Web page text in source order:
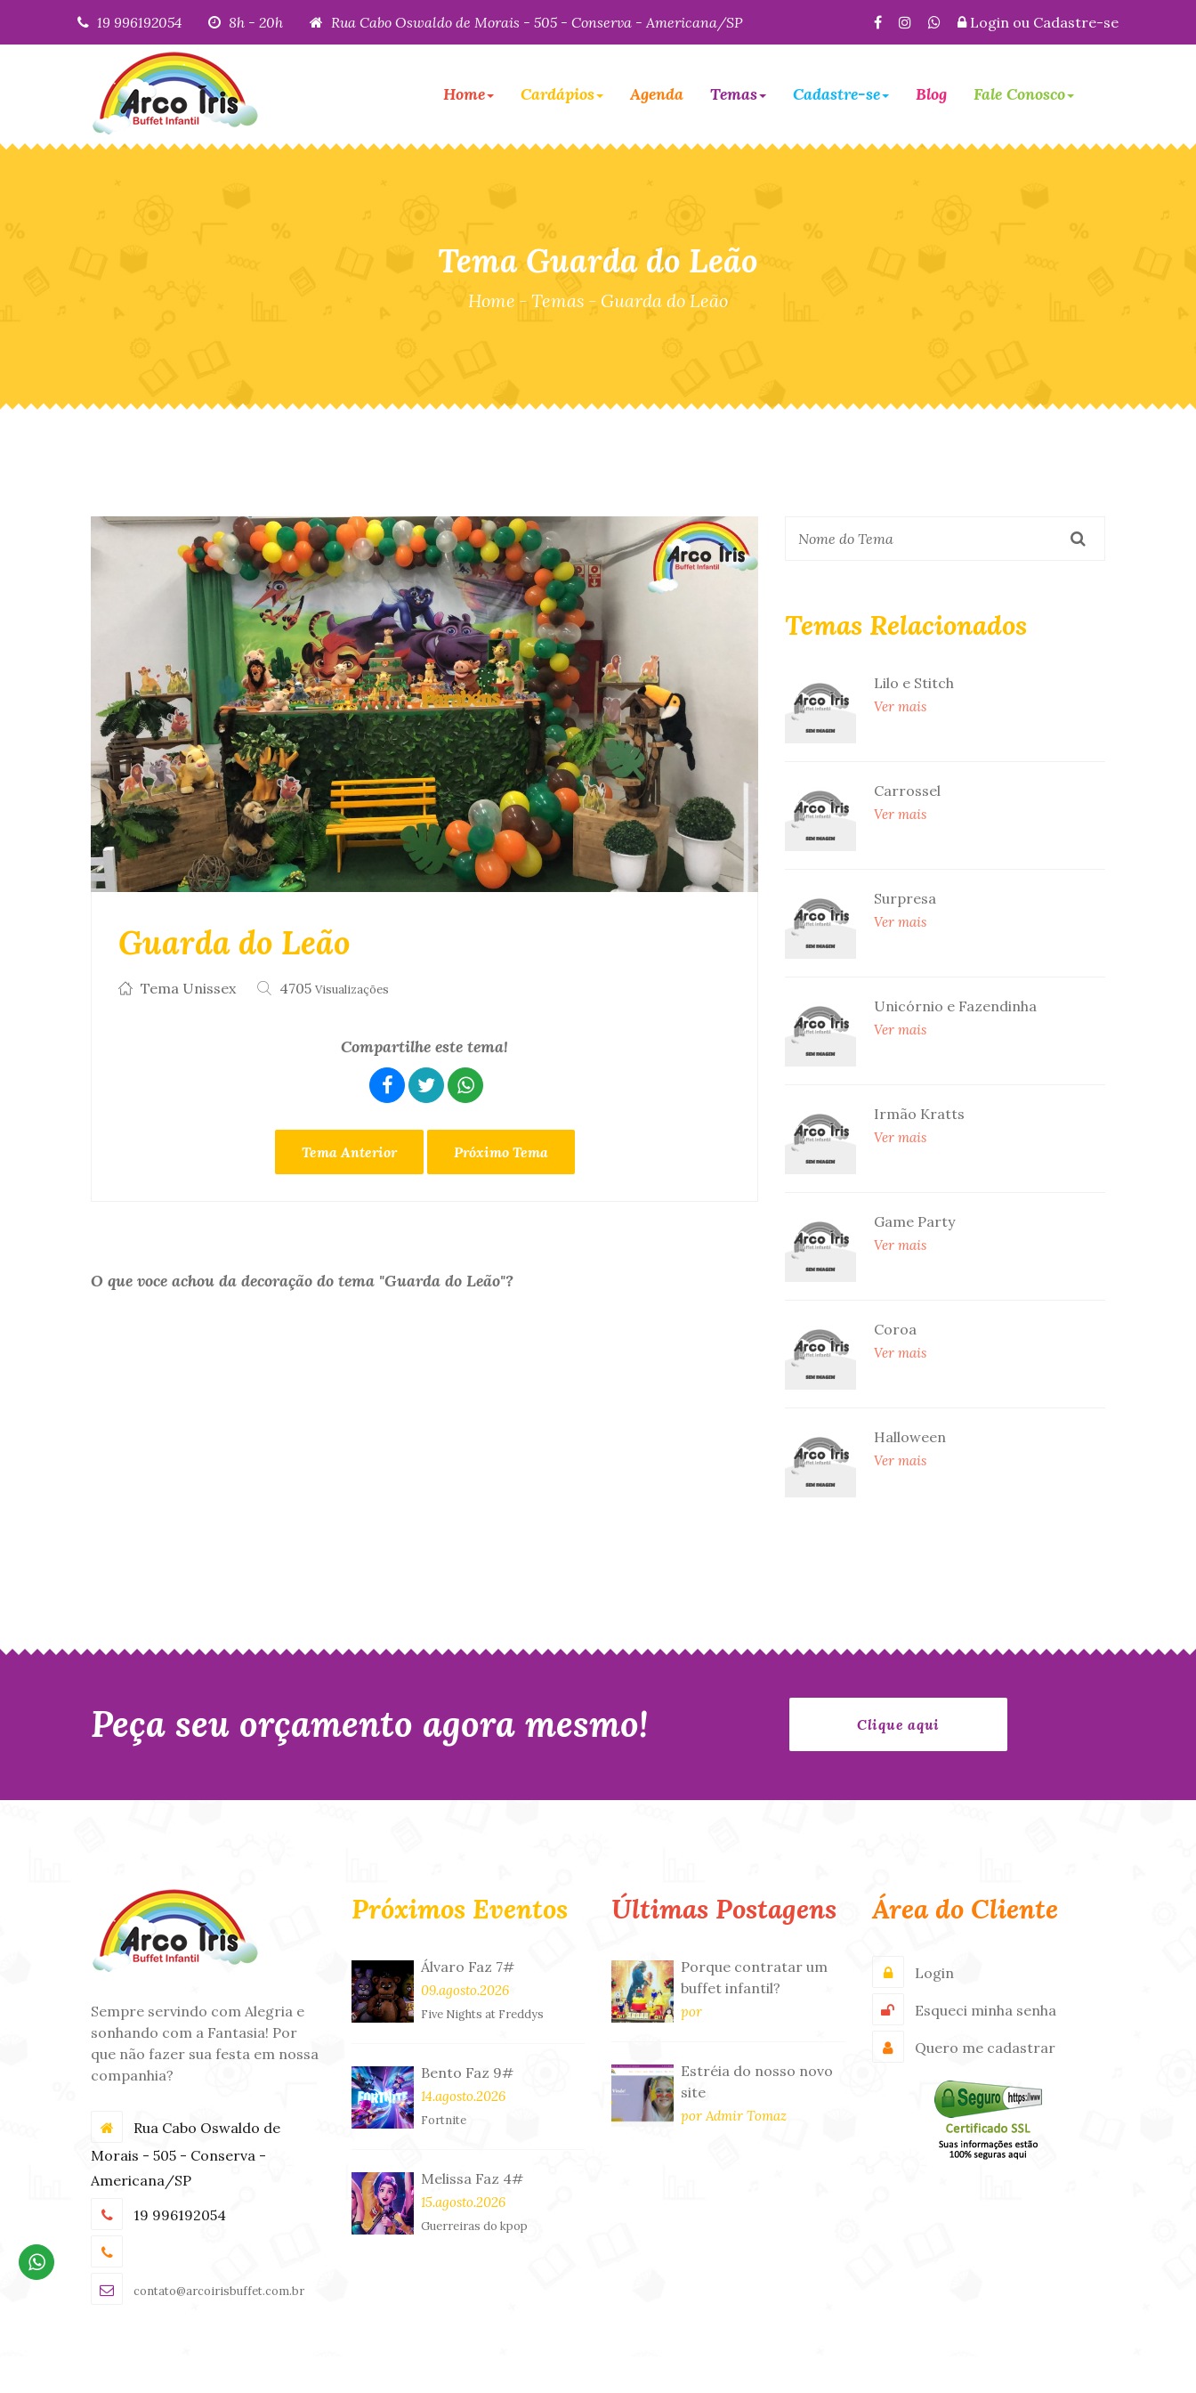
19 996192054 8h - 20h Rua Cabo Oswaldo de Morais - 505 - Conserva - Americana/SP Login ou Cadastre-se
Home Cardápios Agenda Temas Cadastre-se Blog Fale Conosco
Tema Guarda do Leão
Home - Temas - Guarda do Leão
Guarda do Leão
Tema Unissex 4705 Visualizações
Compartilhe este tema!
Tema Anterior Próximo Tema
O que voce achou da decoração do tema "Guarda do Leão"?
Temas Relacionados
Lilo e Stitch
Ver mais
Carrossel
Ver mais
Surpresa
Ver mais
Unicórnio e Fazendinha
Ver mais
Irmão Kratts
Ver mais
Game Party
Ver mais
Coroa
Ver mais
Halloween
Ver mais
Peça seu orçamento agora mesmo!
Sempre servindo com Alegria e
sonhando com a Fantasia! Por
que não fazer sua festa em nossa
companhia?
Rua Cabo Oswaldo de
Morais - 505 - Conserva -
Americana/SP
19 996192054
contato@arcoirisbuffet.com.br
Próximos Eventos
Álvaro Faz 7#
09.agosto.2026
Five Nights at Freddys
Bento Faz 9#
14.agosto.2026
Fortnite
Melissa Faz 4#
15.agosto.2026
Guerreiras do kpop
Últimas Postagens
Porque contratar um
buffet infantil?
por
Estréia do nosso novo
site
por Admir Tomaz
Área do Cliente
Login
Esqueci minha senha
Quero me cadastrar